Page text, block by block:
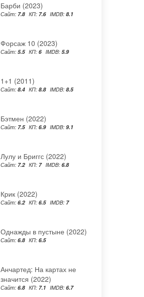
Барби (2023)
Сайт: 7.8 КП: 7.6 IMDB: 8.1
Форсаж 10 (2023)
Сайт: 5.5 КП: 6 IMDB: 5.9
1+1 (2011)
Сайт: 8.4 КП: 8.8 IMDB: 8.5
Бэтмен (2022)
Сайт: 7.5 КП: 6.9 IMDB: 9.1
Лулу и Бриггс (2022)
Сайт: 7.2 КП: 7 IMDB: 6.8
Крик (2022)
Сайт: 6.2 КП: 6.5 IMDB: 7
Однажды в пустыне (2022)
Сайт: 6.8 КП: 6.5
Анчартед: На картах не
значится (2022)
Сайт: 6.8 КП: 7.1 IMDB: 6.7